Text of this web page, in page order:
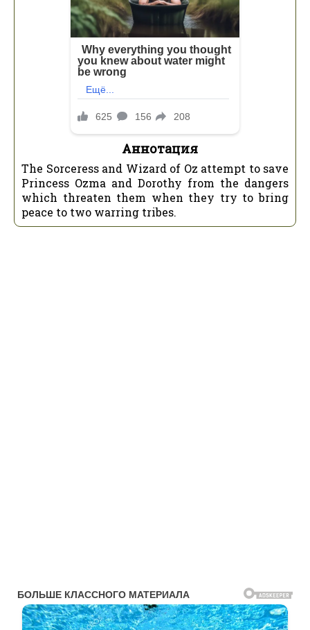
Аннотация
The Sorceress and Wizard of Oz attempt to save
Princess Ozma and Dorothy from the dangers
which threaten them when they try to bring
peace to two warring tribes.